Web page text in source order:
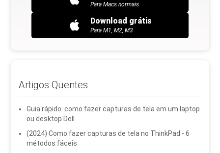
Para Macs normais
Download grátis
Para M1, M2, M3
Artigos Quentes
Guia rápido: como fazer capturas de tela em um laptop
ou desktop Dell
(2024) Como fazer capturas de tela no ThinkPad - 6
métodos fáceis